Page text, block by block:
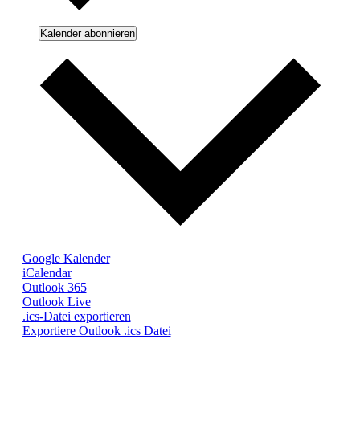
Kalender abonnieren
Google Kalender
iCalendar
Outlook 365
Outlook Live
.ics-Datei exportieren
Exportiere Outlook .ics Datei